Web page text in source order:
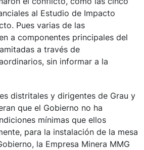
al Estudio de Impacto
Pues varias de las
a componentes principales del
a través de
sin informar a la
distritales y dirigentes de Grau y
que el Gobierno no ha
mínimas que ellos
para la instalación de la mesa
la Empresa Minera MMG